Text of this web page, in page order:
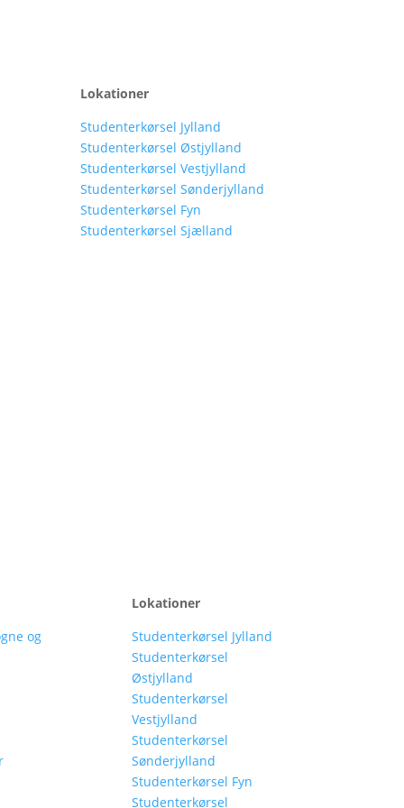
Lokationer
Studenterkørsel Jylland
Studenterkørsel Østjylland
Studenterkørsel Vestjylland
Studenterkørsel Sønderjylland
Studenterkørsel Fyn
Studenterkørsel Sjælland
og
Lokationer
Studenterkørsel Jylland
Studenterkørsel
Østjylland
Studenterkørsel
Vestjylland
Studenterkørsel
Sønderjylland
Studenterkørsel Fyn
Studenterkørsel